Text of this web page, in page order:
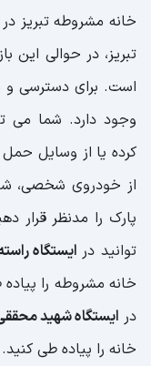
خانه مشروطه تبریز
تبریز، در حوالی این
است. برای دسترسی و
وجود دارد. شما می
کرده یا از وسایل
از خودروی شخصی،
پارک را مدنظر قرار
توانید در ایستگاه
خانه مشروطه را
در ایستگاه شهید
خانه را پیاده طی کنید.